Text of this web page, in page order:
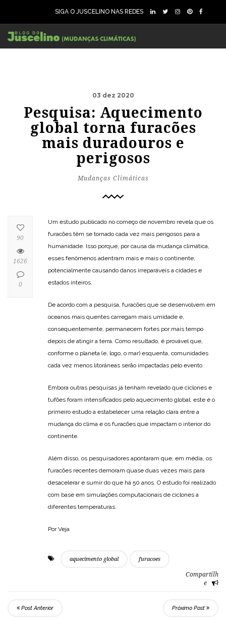
SIGA O JUSCELINO NAS REDES
03 dez 2020
Pesquisa: Aquecimento
global torna furacões
mais duradouros e
perigosos
Mudanças Climáticas
Um estudo publicado no começo de novembro revela que os
furacões têm se tornado cada vez mais perigosos para a
humanidade. Isso porque, por causa da mudança climática,
esses fenômenos adentram mais e mais o continente,
potencialmente causando danos irreparáveis a cidades e
estados inteiros.
De acordo com a pesquisa, furacões que se desenvolvem em
oceanos mais quentes carregam mais umidade e,
consequentemente, permanecem fortes por mais tempo
depois de atingir a terra. Como resultado, é provável que,
conforme o planeta (e, logo, o mar) esquenta, comunidades
cada vez menos litorâneas serão impactadas pelo evento.
Embora outras pesquisas já tenham revelado que ciclones e
tufões foram intensificados pelo aquecimento global, este é o
primeiro estudo a estabelecer uma relação clara entre a
mudança do clima e os furacões que impactam o interior do
continente.
Além disso, os pesquisadores apontaram que, em média, os
furacões recentes demoram quase duas vezes mais para
desacelerar e sumir do que há 50 anos. O estudo foi realizado
com base em simulações computacionais de ciclones a
diferentes temperaturas.
Por Veja
aquecimento global furacoes
Compartilh
e
90
1626
0
Post Anterior Próximo Post